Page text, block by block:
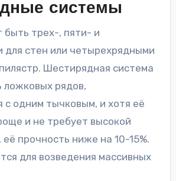
системы
быть трех-, пяти- и
стен или четырехрядными
Шестирядная система
ложковых рядов,
одним тычковым, и хотя её
и не требует высокой
прочность ниже на 10-15%.
для возведения массивных